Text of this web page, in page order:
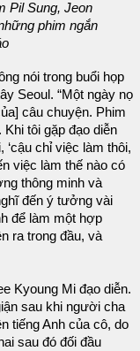
Pil Sung, Jeon
phim ngắn
nói trong buổi họp
Seoul. “Một ngày nọ
câu chuyện. Phim
Khi tôi gặp đạo diễn
‘cậu chỉ việc làm thôi,
việc làm thế nào có
thông minh và
đến ý tưởng vài
để làm một hợp
ra trong đầu, và
Kyoung Mi đạo diễn.
sau khi người cha
tiếng Anh của cô, do
sau đó đối đầu